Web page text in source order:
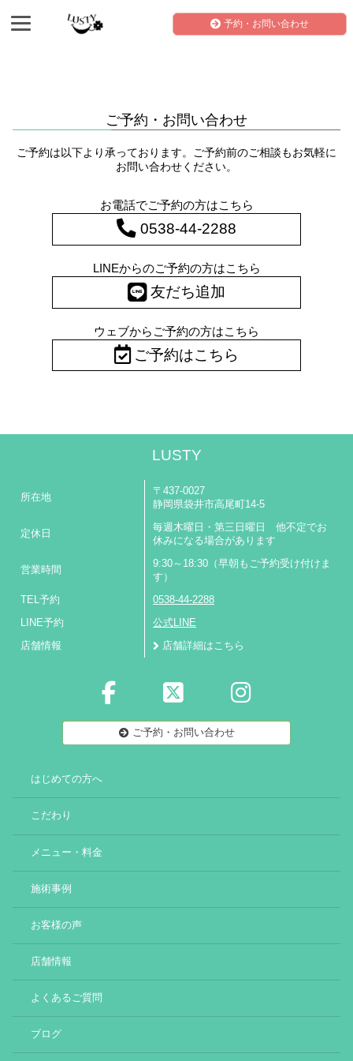
予約・お問い合わせ
ご予約・お問い合わせ
ご予約は以下より承っております。ご予約前のご相談もお気軽に
お問い合わせください。
お電話でご予約の方はこちら
0538-44-2288
LINEからのご予約の方はこちら
友だち追加
ウェブからご予約の方はこちら
ご予約はこちら
LUSTY
所在地
〒437-0027
静岡県袋井市高尾町14-5
定休日
毎週木曜日・第三日曜日 他不定でお
休みになる場合があります
営業時間
9:30～18:30（早朝もご予約受け付けま
す）
TEL予約 0538-44-2288
LINE予約 公式LINE
店舗情報 店舗詳細はこちら
ご予約・お問い合わせ
はじめての方へ
こだわり
メニュー・料金
施術事例
お客様の声
店舗情報
よくあるご質問
ブログ